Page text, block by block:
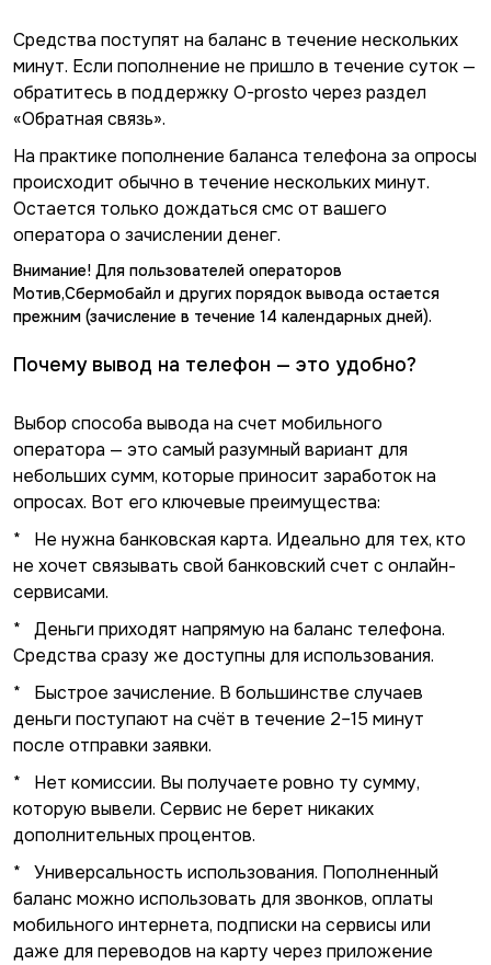
Средства поступят на баланс в течение нескольких
минут. Если пополнение не пришло в течение суток —
обратитесь в поддержку O-prosto через раздел
«Обратная связь».
На практике пополнение баланса телефона за опросы
происходит обычно в течение нескольких минут.
Остается только дождаться смс от вашего
оператора о зачислении денег.
Внимание! Для пользователей операторов
Мотив,Сбермобайл и других порядок вывода остается
прежним (зачисление в течение 14 календарных дней).
Почему вывод на телефон — это удобно?
Выбор способа вывода на счет мобильного
оператора — это самый разумный вариант для
небольших сумм, которые приносит заработок на
опросах. Вот его ключевые преимущества:
* Не нужна банковская карта. Идеально для тех, кто
не хочет связывать свой банковский счет с онлайн-
сервисами.
* Деньги приходят напрямую на баланс телефона.
Средства сразу же доступны для использования.
* Быстрое зачисление. В большинстве случаев
деньги поступают на счёт в течение 2–15 минут
после отправки заявки.
* Нет комиссии. Вы получаете ровно ту сумму,
которую вывели. Сервис не берет никаких
дополнительных процентов.
* Универсальность использования. Пополненный
баланс можно использовать для звонков, оплаты
мобильного интернета, подписки на сервисы или
даже для переводов на карту через приложение